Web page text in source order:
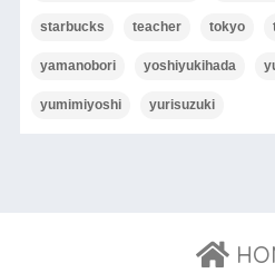
starbucks teacher tokyo
yamanobori yoshiyukihada
yumimiyoshi yurisuzuki